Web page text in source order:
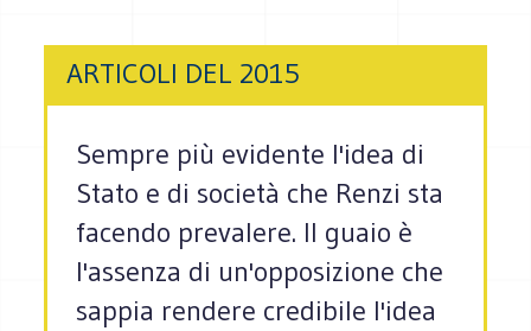
ARTICOLI DEL 2015
Sempre più evidente l'idea di
Stato e di società che Renzi sta
facendo prevalere. Il guaio è
l'assenza di un'opposizione che
sappia rendere credibile l'idea